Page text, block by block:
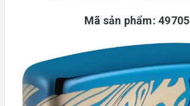
Mã sản phẩm: 49705